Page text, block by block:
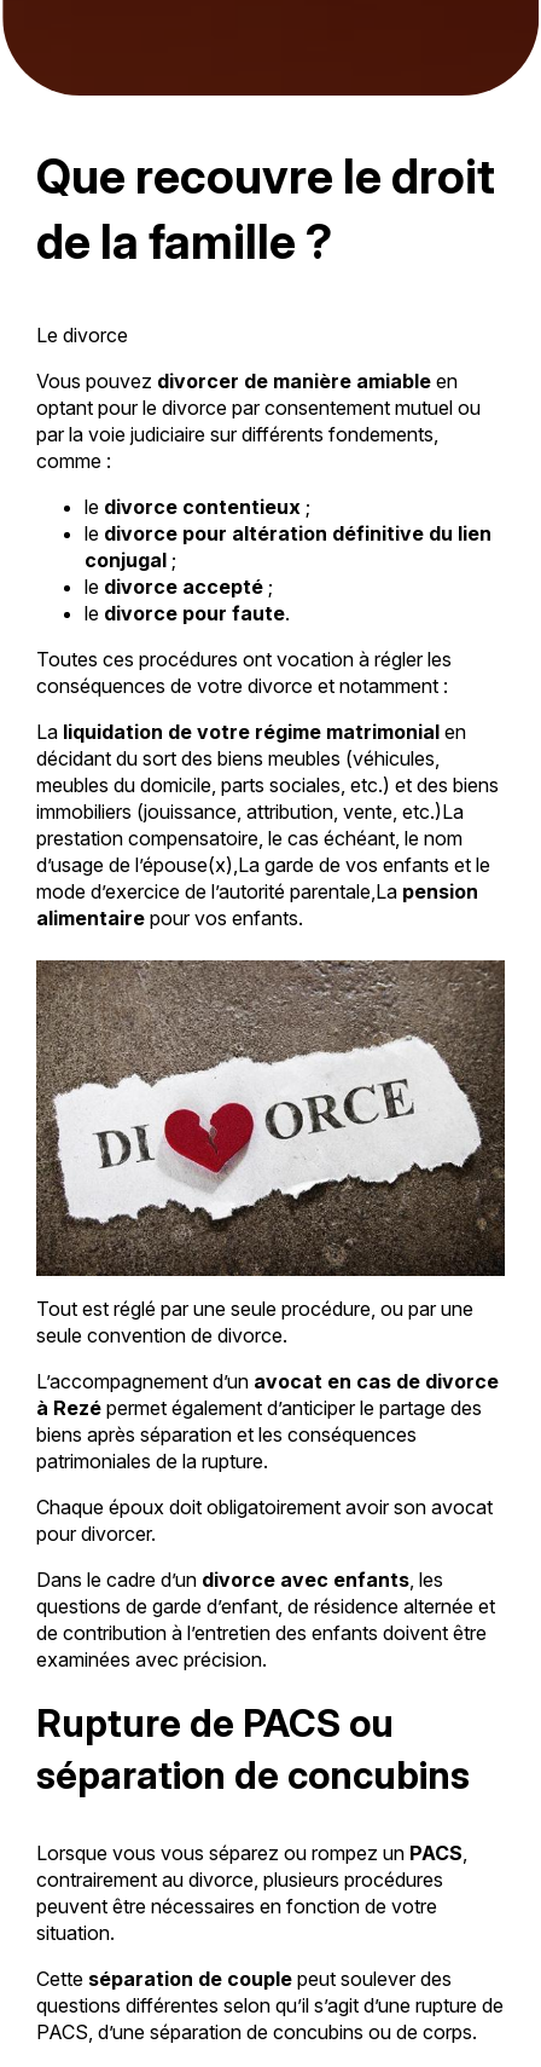
Que recouvre le droit
de la famille ?
Le divorce
Vous pouvez divorcer de manière amiableen
optant pour le divorce par consentement mutuel ou
par la voie judiciaire sur différents fondements,
comme :
le divorce contentieux ;
le divorce pour altération définitive du lien
conjugal;
ledivorce accepté;
le divorce pour faute.
Toutes ces procédures ont vocation à régler les
conséquences de votre divorce et notamment :
La liquidation de votre régime matrimonialen
décidant du sort des biens meubles (véhicules,
meubles du domicile, parts sociales, etc.) et des biens
immobiliers (jouissance, attribution, vente, etc.)La
prestation compensatoire, le cas échéant, le nom
d’usage de l’épouse(x),La garde de vos enfants et le
mode d’exercice de l’autorité parentale,La pension
alimentairepour vos enfants.
Tout est réglé par une seule procédure, ou par une
seule convention de divorce.
L’accompagnement d’un avocat en cas de divorce
à Rezépermet également d’anticiper le partage des
biens après séparation et les conséquences
patrimoniales de la rupture.
Chaque époux doit obligatoirement avoir son avocat
pour divorcer.
Dans le cadre d’undivorce avec enfants, les
questions de garde d’enfant, de résidence alternée et
de contribution à l’entretien des enfants doivent être
examinées avec précision.
Rupture de PACS ou
séparation de concubins
Lorsque vous vous séparez ou rompez un PACS,
contrairement au divorce, plusieurs procédures
peuvent être nécessaires en fonction de votre
situation.
Cette séparation de couplepeut soulever des
questions différentes selon qu’il s’agit d’une rupture de
PACS, d’une séparation de concubins ou de corps.